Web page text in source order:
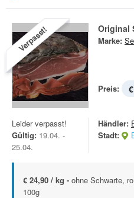
Verpasst! Original
Marke:
Preis:
Leider verpasst!
Gültig: 19.04. -
25.04.
Händler:
Stadt:
€ 24,90 / kg - ohne Schwarte,
100g